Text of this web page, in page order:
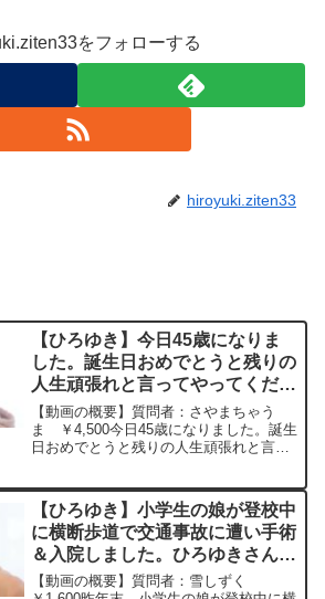
をフォローする
hiroyuki.ziten33
【ひろゆき】今日45歳になりま
した。誕生日おめでとうと残りの
人生頑張れと言ってやってくださ
いー ひろゆき切り抜き
20230318
【動画の概要】質問者：さやまちゃう
ま ￥4,500今日45歳になりました。誕生
日おめでとうと残りの人生頑張れと言っ
Island IPAを吞みながら。 ひろ
ゆきさ...
【ひろゆき】小学生の娘が登校中
に横断歩道で交通事故に遭い手術
＆入院しました。ひろゆきさんだ
ったら、なんと言って励まします
【動画の概要】質問者：雪しずく